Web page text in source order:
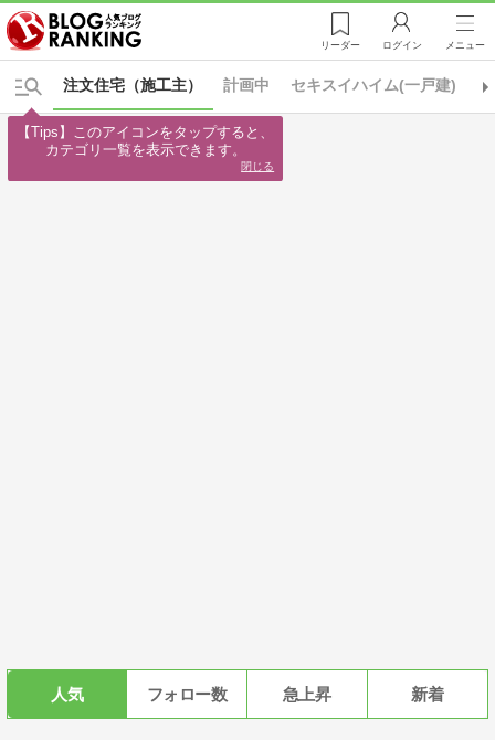
リーダー ログイン メニュー
計画中 セキスイハイム(一戸建)
注文住宅（施工主）
人気 フォロー数 急上昇 新着
【Tips】このアイコンをタップすると、
カテゴリ一覧を表示できます。
閉じる